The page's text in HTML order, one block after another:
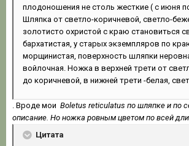
плодоношения не столь жесткие ( с июня
Шляпка от светло-коричневой, светло-
золотисто охристой с краю становиться
бархатистая, у старых экземпляров по
морщинистая, поверхность шляпки
войлочная. Ножка в верхней трети от
до коричневой, в нижней трети -белая,
. Вроде мои Boletus reticulatus по шляпке и по
описание. Но ножка ровным цветом по всей
Цитата